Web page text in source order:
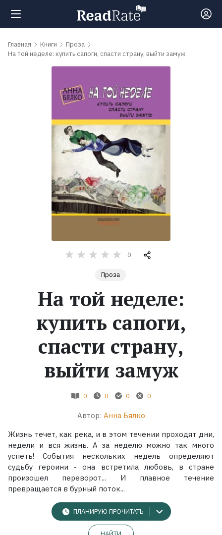
Поиск
обсуждаемые
Экранизации
Коллекции
Главная Книги
Проза
На той неделе: купить сапоги, спасти страну, выйти замуж
0
Проза
На той неделе:
купить сапоги,
спасти страну,
выйти замуж
0 0 0 0
Автор: Анна Бялко
Жизнь течет, как река, и в этом течении проходят дни,
недели и вся жизнь. А за неделю можно так много
успеть! События нескольких недель определяют
судьбу героини - она встретила любовь, в стране
произошел переворот... И плавное течение
превращается в бурный поток...
ПЛАНИРУЮ ПРОЧИТАТЬ